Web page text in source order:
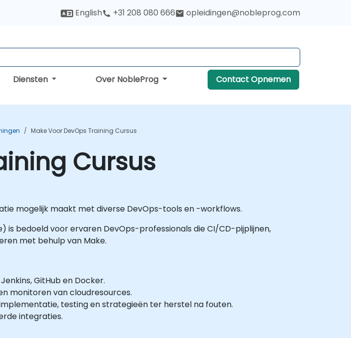
English +31 208 080 666 opleidingen@nobleprog.com
Diensten Over NobleProg Contact Opnemen
Make Voor DevOps Training Cursus
Cursus
mogelijk maakt met diverse DevOps-tools en -workflows.
bedoeld voor ervaren DevOps-professionals die CI/CD-pijplijnen,
met behulp van Make.
GitHub en Docker.
monitoren van cloudresources.
testing en strategieën ter herstel na fouten.
integraties.